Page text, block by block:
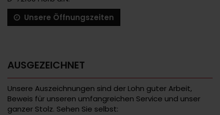
Unsere Öffnungszeiten
AUSGEZEICHNET
Unsere Auszeichnungen sind der Lohn guter Arbeit,
Beweis für unseren umfangreichen Service und unser
ganzer Stolz. Sehen Sie selbst: